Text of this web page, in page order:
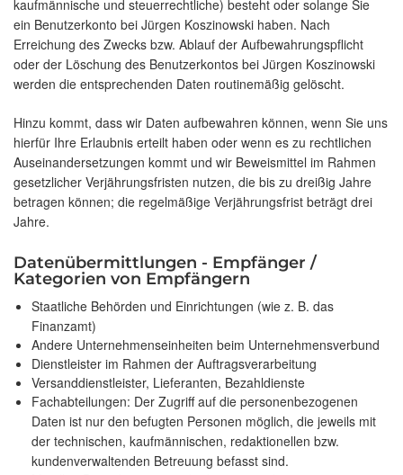
kaufmännische und steuerrechtliche) besteht oder solange Sie
ein Benutzerkonto bei Jürgen Koszinowski haben. Nach
Erreichung des Zwecks bzw. Ablauf der Aufbewahrungspflicht
oder der Löschung des Benutzerkontos bei Jürgen Koszinowski
werden die entsprechenden Daten routinemäßig gelöscht.
Hinzu kommt, dass wir Daten aufbewahren können, wenn Sie uns
hierfür Ihre Erlaubnis erteilt haben oder wenn es zu rechtlichen
Auseinandersetzungen kommt und wir Beweismittel im Rahmen
gesetzlicher Verjährungsfristen nutzen, die bis zu dreißig Jahre
betragen können; die regelmäßige Verjährungsfrist beträgt drei
Jahre.
Datenübermittlungen - Empfänger /
Kategorien von Empfängern
Staatliche Behörden und Einrichtungen (wie z. B. das
Finanzamt)
Andere Unternehmenseinheiten beim Unternehmensverbund
Dienstleister im Rahmen der Auftragsverarbeitung
Versanddienstleister, Lieferanten, Bezahldienste
Fachabteilungen: Der Zugriff auf die personenbezogenen
Daten ist nur den befugten Personen möglich, die jeweils mit
der technischen, kaufmännischen, redaktionellen bzw.
kundenverwaltenden Betreuung befasst sind.